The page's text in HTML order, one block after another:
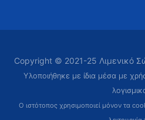
Copyright © 2021-25 Λιμενικό
Υλοποιήθηκε με ίδια μέσα με
Ο ιστότοπος χρησιμοποιεί μόνον τα